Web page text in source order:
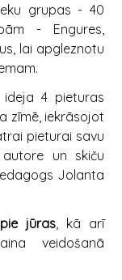
grupas - 40
- Engures,
lai apgleznotu
4 pieturas
zīmē, iekrāsojot
pieturai savu
un skiču
Jolanta
jūras, kā arī
veidošanā